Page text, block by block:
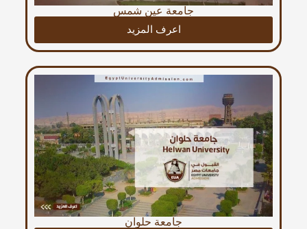
جامعة عين شمس
اعرف المزيد
جامعة حلوان